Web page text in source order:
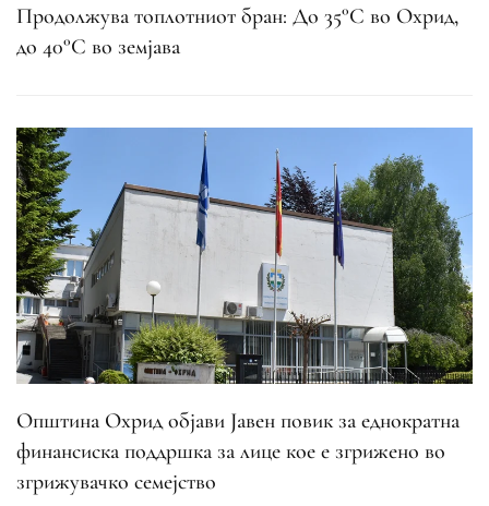
Продолжува топлотниот бран: До 35°C во Охрид,
до 40°C во земјава
Општина Охрид објави Јавен повик за еднократна
финансиска поддршка за лице кое е згрижено во
згрижувачко семејство